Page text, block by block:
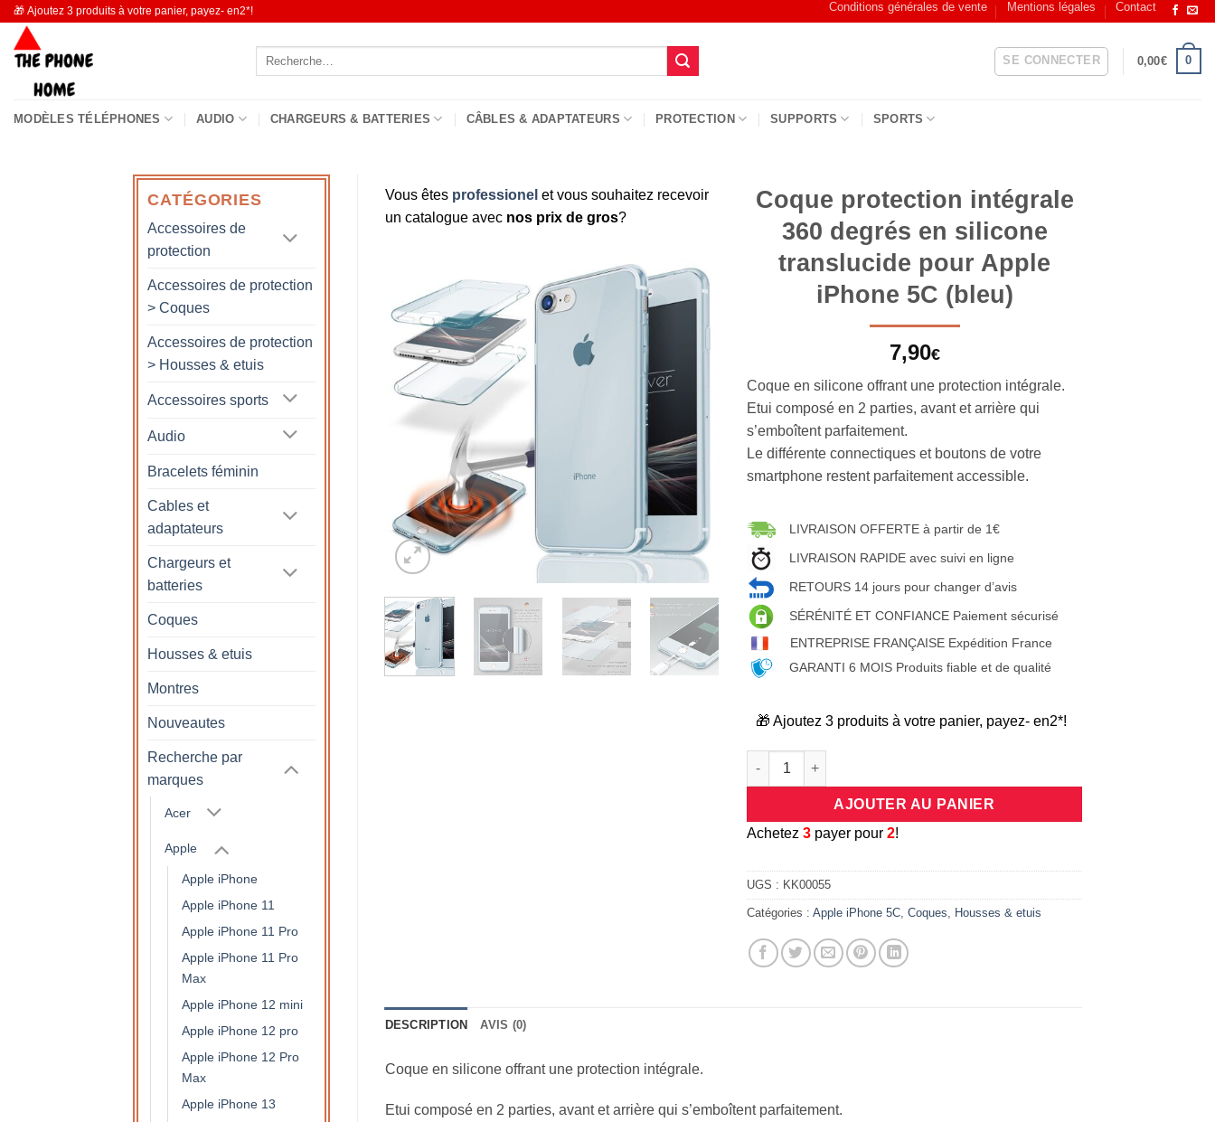
Passer
contenu
🎁 Ajoutez 3 produits à votre panier, payez- en2*! Conditions générales de vente Mentions légales Contact
Recherche
SE CONNECTER 0,00€ 0
MODÈLES TÉLÉPHONES AUDIO CHARGEURS & BATTERIES CÂBLES & ADAPTATEURS PROTECTION SUPPORTS SPORTS
CATÉGORIES
Accessoires de
protection
Accessoires de protection
> Coques
Accessoires de protection
> Housses & etuis
Accessoires sports
Audio
Bracelets féminin
Cables et
adaptateurs
Chargeurs et
batteries
Coques
Housses & etuis
Montres
Nouveautes
Recherche par
marques
Acer
Apple
Apple iPhone
Apple iPhone 11
Apple iPhone 11 Pro
Apple iPhone 11 Pro
Max
Apple iPhone 12 mini
Apple iPhone 12 pro
Apple iPhone 12 Pro
Max
Apple iPhone 13
Vous êtes professionel et vous souhaitez recevoir
un catalogue avec nos prix de gros?
Coque protection intégrale
360 degrés en silicone
translucide pour Apple
iPhone 5C (bleu)
7,90€
Coque en silicone offrant une protection intégrale.
Etui composé en 2 parties, avant et arrière qui
s’emboîtent parfaitement.
Le différente connectiques et boutons de votre
smartphone restent parfaitement accessible.
LIVRAISON OFFERTE à partir de 1€
LIVRAISON RAPIDE avec suivi en ligne
RETOURS 14 jours pour changer d’avis
SÉRÉNITÉ ET CONFIANCE Paiement sécurisé
ENTREPRISE FRANÇAISE Expédition France
GARANTI 6 MOIS Produits fiable et de qualité
🎁 Ajoutez 3 produits à votre panier, payez- en2*!
quantité de Coque protection intégrale 360 degrés en silicone translucide
AJOUTER AU PANIER
Achetez3 payer pour2!
UGS : KK00055
Catégories :Apple iPhone 5C ,Coques Housses & etuis
DESCRIPTION AVIS (0)
Coque en silicone offrant une protection intégrale.
Etui composé en 2 parties, avant et arrière qui s’emboîtent parfaitement.